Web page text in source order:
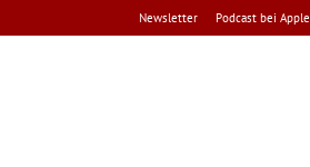
Newsletter Podcast bei Apple